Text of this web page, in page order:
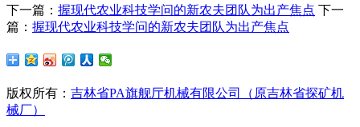
下一篇： 握现代农业科技学问的新农夫团队为出产焦点 下一
篇： 握现代农业科技学问的新农夫团队为出产焦点
版权所有： 吉林省PA旗舰厅机械有限公司（原吉林省探矿机
械厂）